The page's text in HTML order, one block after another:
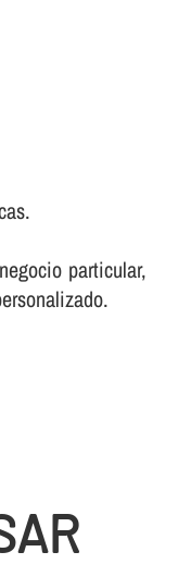
particular,